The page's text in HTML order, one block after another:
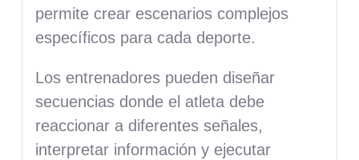
permite crear escenarios complejos
específicos para cada deporte.
Los entrenadores pueden diseñar
secuencias donde el atleta debe
reaccionar a diferentes señales,
interpretar información y ejecutar